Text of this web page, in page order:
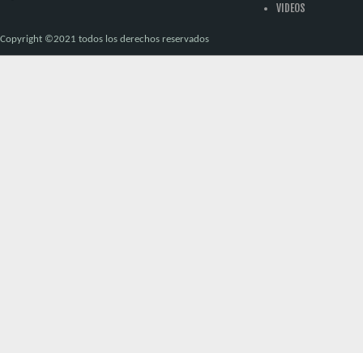
VIDEOS
Copyright ©2021 todos los derechos reservados